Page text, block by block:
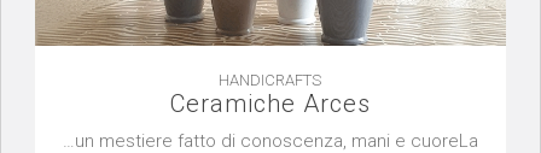
HANDICRAFTS
Ceramiche Arces
…un mestiere fatto di conoscenza, mani e cuoreLa